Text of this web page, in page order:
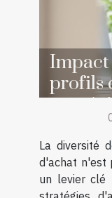
Impact
profils
La diversité
d'achat n'est
un levier clé